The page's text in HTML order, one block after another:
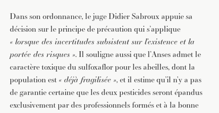
Dans son ordonnance, le juge Didier Sabroux appuie sa
décision sur le principe de précaution qui s’applique
« lorsque des incertitudes subsistent sur l’existence et la
portée des risques ». Il souligne aussi que l’Anses admet le
caractère toxique du sulfoxaflor pour les abeilles, dont la
population est « déjà fragilisée », et il estime qu’il n’y a pas
de garantie certaine que les deux pesticides seront épandus
exclusivement par des professionnels formés et à la bonne